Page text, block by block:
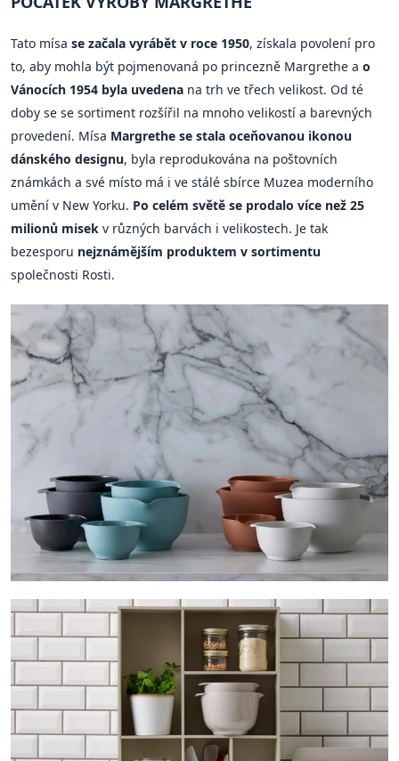
Tato mísa se začala vyrábět v roce 1950, získala povolení pro
to, aby mohla být pojmenovaná po princezně Margrethe a o
Vánocích 1954 byla uvedena na trh ve třech velikost. Od té
doby se se sortiment rozšířil na mnoho velikostí a barevných
provedení. Mísa Margrethe se stala oceňovanou ikonou
dánského designu, byla reprodukována na poštovních
známkách a své místo má i ve stálé sbírce Muzea moderního
umění v New Yorku. Po celém světě se prodalo více než 25
milionů misek v různých barvách i velikostech. Je tak
bezesporu nejznámějším produktem v sortimentu
společnosti Rosti.